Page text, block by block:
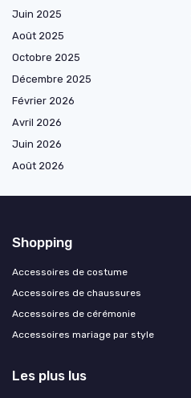
Juin 2025
Août 2025
Octobre 2025
Décembre 2025
Février 2026
Avril 2026
Juin 2026
Août 2026
Shopping
Accessoires de costume
Accessoires de chaussures
Accessoires de cérémonie
Accessoires mariage par style
Les plus lus